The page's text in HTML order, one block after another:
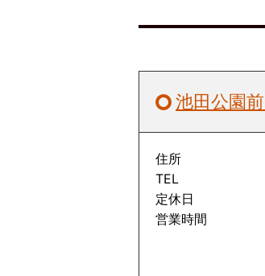
池田公園
住所
TEL
定休日
営業時間